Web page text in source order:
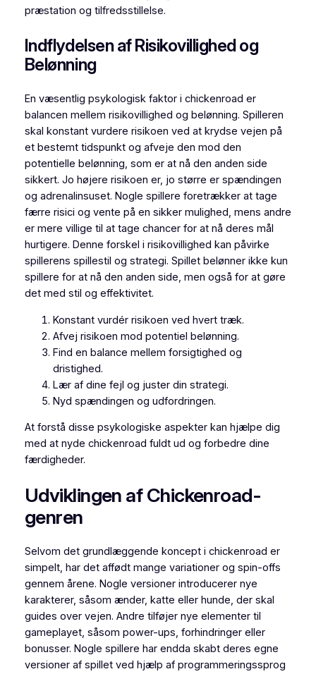
præstation og tilfredsstillelse.
Indflydelsen af Risikovillighed og
Belønning
En væsentlig psykologisk faktor i chickenroad er
balancen mellem risikovillighed og belønning. Spilleren
skal konstant vurdere risikoen ved at krydse vejen på
et bestemt tidspunkt og afveje den mod den
potentielle belønning, som er at nå den anden side
sikkert. Jo højere risikoen er, jo større er spændingen
og adrenalinsuset. Nogle spillere foretrækker at tage
færre risici og vente på en sikker mulighed, mens andre
er mere villige til at tage chancer for at nå deres mål
hurtigere. Denne forskel i risikovillighed kan påvirke
spillerens spillestil og strategi. Spillet belønner ikke kun
spillere for at nå den anden side, men også for at gøre
det med stil og effektivitet.
Konstant vurdér risikoen ved hvert træk.
Afvej risikoen mod potentiel belønning.
Find en balance mellem forsigtighed og
dristighed.
Lær af dine fejl og juster din strategi.
Nyd spændingen og udfordringen.
At forstå disse psykologiske aspekter kan hjælpe dig
med at nyde chickenroad fuldt ud og forbedre dine
færdigheder.
Udviklingen af Chickenroad-
genren
Selvom det grundlæggende koncept i chickenroad er
simpelt, har det affødt mange variationer og spin-offs
gennem årene. Nogle versioner introducerer nye
karakterer, såsom ænder, katte eller hunde, der skal
guides over vejen. Andre tilføjer nye elementer til
gameplayet, såsom power-ups, forhindringer eller
bonusser. Nogle spillere har endda skabt deres egne
versioner af spillet ved hjælp af programmeringssprog